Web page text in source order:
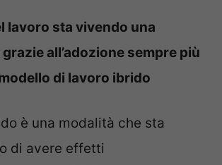
lavoro sta vivendo una
all’adozione sempre più
di lavoro ibrido
è una modalità che sta
di avere effetti